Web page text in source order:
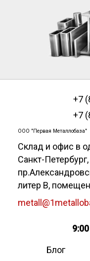
+7
+7
ООО "Первая Металлобаза"
Склад и офис в
Санкт-Петербург,
литер В,
Блог